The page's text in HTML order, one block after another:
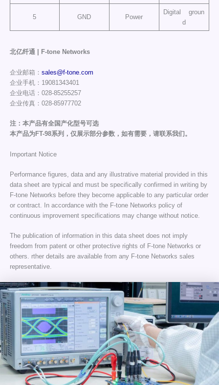
5 GND Power
Digital groun
d
北亿纤通 | F-tone Networks
企业邮箱： sales@f-tone.com
企业手机：19081343401
企业电话：028-85255257
企业传真：028-85977702
注：本产品有全国产化型号可选
本产品为FT-98系列，仅展示部分参数，如有需要，请联系我们。
Important Notice
Performance figures, data and any illustrative material provided in this
data sheet are typical and must be specifically confirmed in writing by
F-tone Networks before they become applicable to any particular order
or contract. In accordance with the F-tone Networks policy of
continuous improvement specifications may change without notice.
The publication of information in this data sheet does not imply
freedom from patent or other protective rights of F-tone Networks or
others. rther details are available from any F-tone Networks sales
representative.